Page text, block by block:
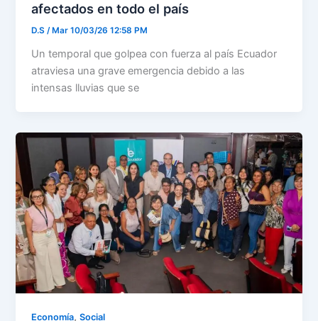
afectados en todo el país
D.S/ Mar 10/03/26 12:58 PM
Un temporal que golpea con fuerza al país Ecuador
atraviesa una grave emergencia debido a las
intensas lluvias que se
Economía,Social